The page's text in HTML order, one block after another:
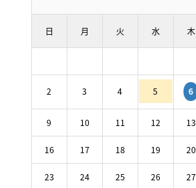
日 月 火 水 木
2 3 4 5 6
9 10 11 12 13
16 17 18 19 20
23 24 25 26 27